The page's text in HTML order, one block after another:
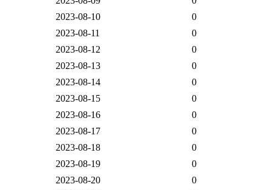
2023-08-10
0
2023-08-11
0
2023-08-12
0
2023-08-13
0
2023-08-14
0
2023-08-15
0
2023-08-16
0
2023-08-17
0
2023-08-18
0
2023-08-19
0
2023-08-20
0